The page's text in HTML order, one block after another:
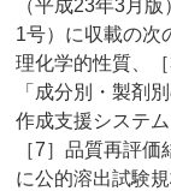
（平成23年3月
1号）に収載の次
理化学的性質、
「成分別・製剤
作成支援システ
［7］品質再評
に公的溶出試験